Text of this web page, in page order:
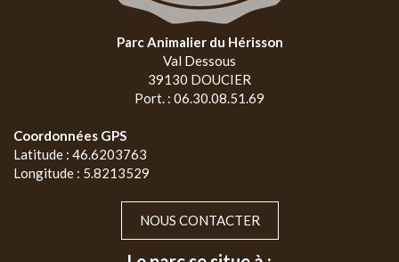
Parc Animalier du Hérisson
Val Dessous
39130 DOUCIER
Port. : 06.30.08.51.69
Coordonnées GPS
Latitude : 46.6203763
Longitude : 5.8213529
NOUS CONTACTER